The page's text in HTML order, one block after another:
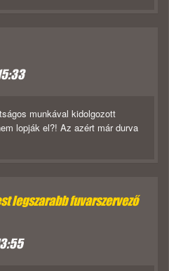
munkával kidolgozott
lopják el?! Az azért már durva
legszarabb fuvarszervező